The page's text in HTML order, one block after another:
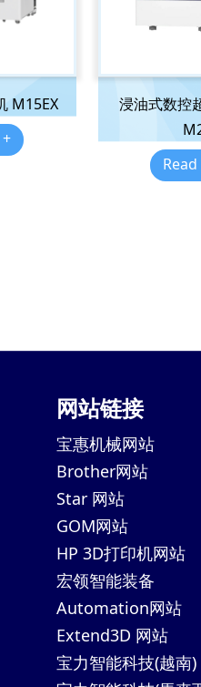
M15EX
浸油式数控
网站链接
宝惠机械网站
Brother网站
Star 网站
GOM网站
HP 3D打印机网站
宏领智能装备
Automation网站
Extend3D 网站
宝力智能科技(越南)